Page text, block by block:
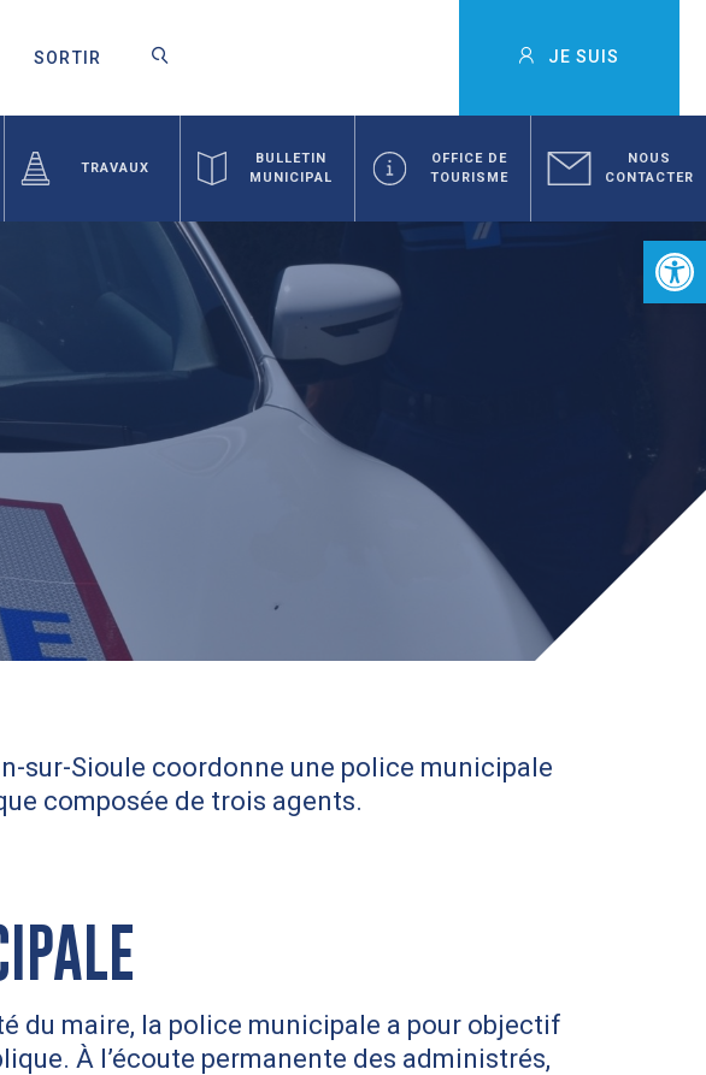
Ouvrir
SORTIR JE SUIS
TRAVAUX
BULLETIN
MUNICIPAL
OFFICE DE
TOURISME
NOUS
CONTACTER
sur-Sioule coordonne une police municipale
composée de trois agents.
du maire, la police municipale a pour objectif
À l’écoute permanente des administrés,